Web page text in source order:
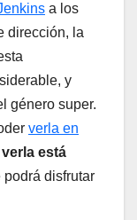
a los
dirección, la
y
género super.
verla en
está
podrá disfrutar